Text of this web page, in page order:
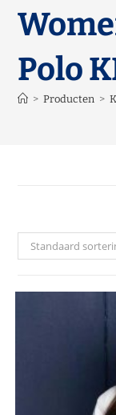
Polo
> Producten >
Standaard